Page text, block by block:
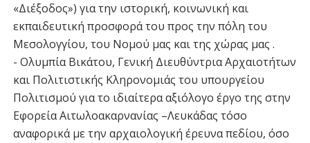
«Διέξοδος») για την ιστορική, κοινωνική και
εκπαιδευτική προσφορά του προς την πόλη του
Μεσολογγίου, του Νομού μας και της χώρας μας .
- Ολυμπία Βικάτου, Γενική Διευθύντρια Αρχαιοτήτων
και Πολιτιστικής Κληρονομιάς του υπουργείου
Πολιτισμού για το ιδιαίτερα αξιόλογο έργο της στην
Εφορεία Αιτωλοακαρνανίας –Λευκάδας τόσο
αναφορικά με την αρχαιολογική έρευνα πεδίου, όσο